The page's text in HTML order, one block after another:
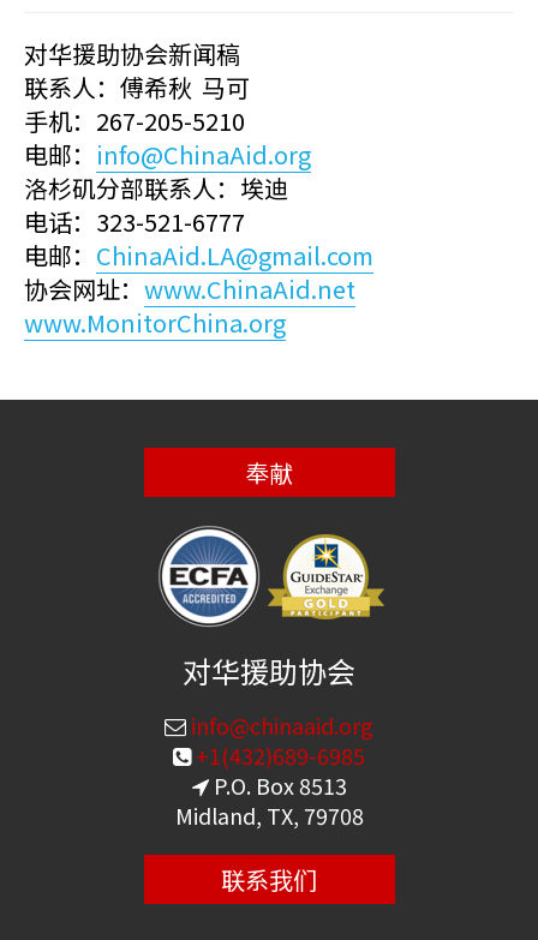
对华援助协会新闻稿
联系人：傅希秋 马可
手机：267-205-5210
电邮： info@ChinaAid.org
洛杉矶分部联系人：埃迪
电话：323-521-6777
电邮： ChinaAid.LA@gmail.com
协会网址： www.ChinaAid.net
www.MonitorChina.org
奉献
对华援助协会
info@chinaaid.org
+1(432)689-6985
P.O. Box 8513
Midland, TX, 79708
联系我们